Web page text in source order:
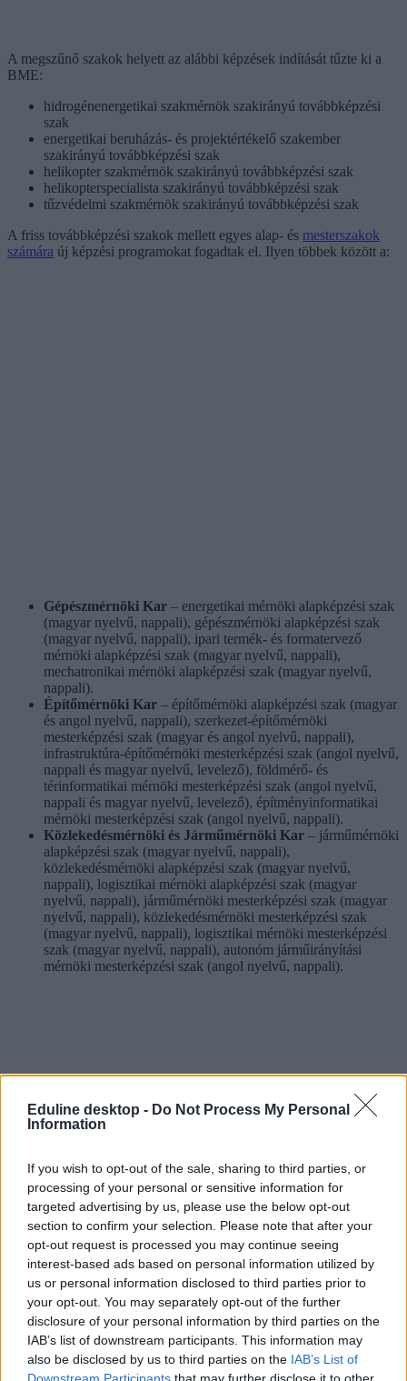
Eduline desktop - Do Not Process My Personal
Information
If you wish to opt-out of the sale, sharing to third parties, or
processing of your personal or sensitive information for
targeted advertising by us, please use the below opt-out
section to confirm your selection. Please note that after your
opt-out request is processed you may continue seeing
interest-based ads based on personal information utilized by
us or personal information disclosed to third parties prior to
your opt-out. You may separately opt-out of the further
disclosure of your personal information by third parties on the
IAB’s list of downstream participants. This information may
also be disclosed by us to third parties on the IAB’s List of
A megszűnő szakok helyett az alábbi képzések indítását tűzte ki a
BME:
hidrogénenergetikai szakmérnök szakirányú továbbképzési
szak
energetikai beruházás- és projektértékelő szakember
szakirányú továbbképzési szak
helikopter szakmérnök szakirányú továbbképzési szak
helikopterspecialista szakirányú továbbképzési szak
tűzvédelmi szakmérnök szakirányú továbbképzési szak
A friss továbbképzési szakok mellett egyes alap- és mesterszakok
számára új képzési programokat fogadtak el. Ilyen többek között a:
Gépészmérnöki Kar – energetikai mérnöki alapképzési szak
(magyar nyelvű, nappali), gépészmérnöki alapképzési szak
(magyar nyelvű, nappali), ipari termék- és formatervező
mérnöki alapképzési szak (magyar nyelvű, nappali),
mechatronikai mérnöki alapképzési szak (magyar nyelvű,
nappali).
Építőmérnöki Kar – építőmérnöki alapképzési szak (magyar
és angol nyelvű, nappali), szerkezet-építőmérnöki
mesterképzési szak (magyar és angol nyelvű, nappali),
infrastruktúra-építőmérnöki mesterképzési szak (angol nyelvű,
nappali és magyar nyelvű, levelező), földmérő- és
térinformatikai mérnöki mesterképzési szak (angol nyelvű,
nappali és magyar nyelvű, levelező), építményinformatikai
mérnöki mesterképzési szak (angol nyelvű, nappali).
Közlekedésmérnöki és Járműmérnöki Kar – járműmérnöki
alapképzési szak (magyar nyelvű, nappali),
közlekedésmérnöki alapképzési szak (magyar nyelvű,
nappali), logisztikai mérnöki alapképzési szak (magyar
nyelvű, nappali), járműmérnöki mesterképzési szak (magyar
nyelvű, nappali), közlekedésmérnöki mesterképzési szak
(magyar nyelvű, nappali), logisztikai mérnöki mesterképzési
szak (magyar nyelvű, nappali), autonóm járműirányítási
mérnöki mesterképzési szak (angol nyelvű, nappali).